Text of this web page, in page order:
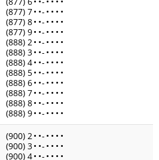
(877) 7• •- • • • •
(877) 8• •- • • • •
(877) 9• •- • • • •
(888) 2• •- • • • •
(888) 3• •- • • • •
(888) 4• •- • • • •
(888) 5• •- • • • •
(888) 6• •- • • • •
(888) 7• •- • • • •
(888) 8• •- • • • •
(888) 9• •- • • • •
(900) 2• •- • • • •
(900) 3• •- • • • •
(900) 4• •- • • • •